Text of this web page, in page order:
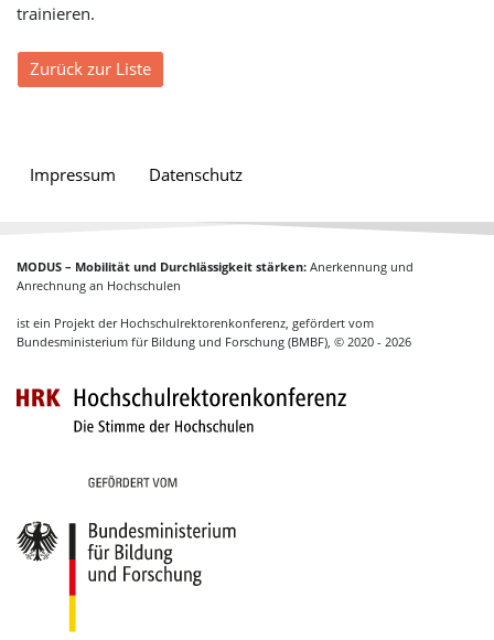
trainieren.
Zurück zur Liste
Impressum Datenschutz
MODUS – Mobilität und Durchlässigkeit stärken: Anerkennung und
Anrechnung an Hochschulen
ist ein Projekt der Hochschulrektorenkonferenz, gefördert vom
Bundesministerium für Bildung und Forschung (BMBF), © 2020 - 2026